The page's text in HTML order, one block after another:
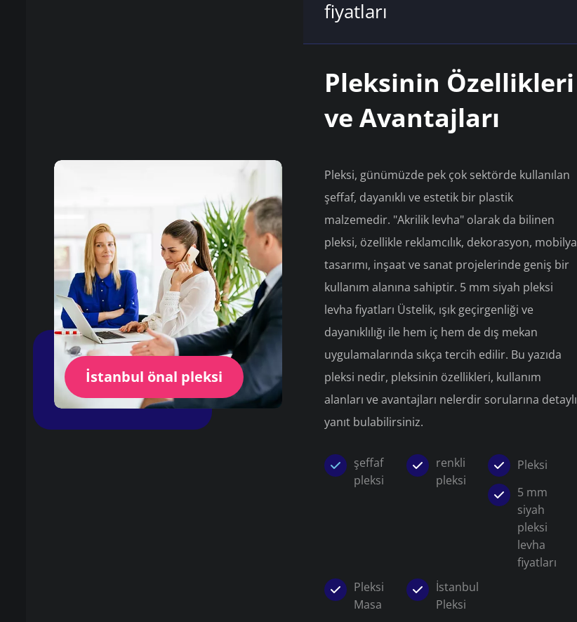
İstanbul önal pleksi
fiyatları
Pleksinin Özellikleri
ve Avantajları
Pleksi, günümüzde pek çok sektörde kullanılan
şeffaf, dayanıklı ve estetik bir plastik
malzemedir. "Akrilik levha" olarak da bilinen
pleksi, özellikle reklamcılık, dekorasyon, mobilya
tasarımı, inşaat ve sanat projelerinde geniş bir
kullanım alanına sahiptir. 5 mm siyah pleksi
levha fiyatları Üstelik, ışık geçirgenliği ve
dayanıklılığı ile hem iç hem de dış mekan
uygulamalarında sıkça tercih edilir. Bu yazıda
pleksi nedir, pleksinin özellikleri, kullanım
alanları ve avantajları nelerdir sorularına detaylı
yanıt bulabilirsiniz.
şeffaf
pleksi
renkli
pleksi
Pleksi
5 mm
siyah
pleksi
levha
fiyatları
Pleksi
Masa
İstanbul
Pleksi